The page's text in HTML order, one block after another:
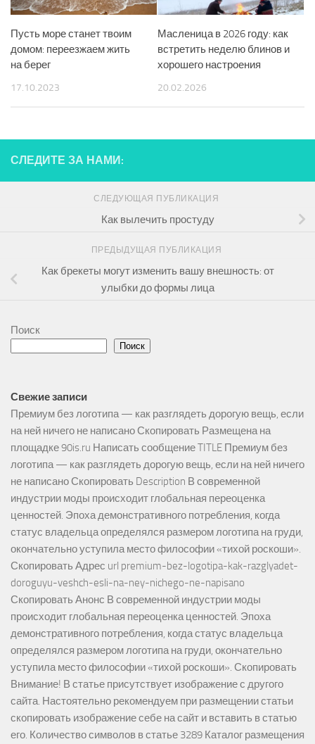
Пусть море станет твоим
домом: переезжаем жить
на берег
17.10.2023
Масленица в 2026 году: как
встретить неделю блинов и
хорошего настроения
20.02.2026
СЛЕДИТЕ ЗА НАМИ:
СЛЕДУЮЩАЯ ПУБЛИКАЦИЯ
Как вылечить простуду
ПРЕДЫДУЩАЯ ПУБЛИКАЦИЯ
Как брекеты могут изменить вашу внешность: от
улыбки до формы лица
Поиск
Поиск
Свежие записи
Премиум без логотипа — как разглядеть дорогую вещь, если
на ней ничего не написано Скопировать Размещена на
площадке 90is.ru Написать сообщение TITLE Премиум без
логотипа — как разглядеть дорогую вещь, если на ней ничего
не написано Скопировать Description В современной
индустрии моды происходит глобальная переоценка
ценностей. Эпоха демонстративного потребления, когда
статус владельца определялся размером логотипа на груди,
окончательно уступила место философии «тихой роскоши».
Скопировать Адрес url premium-bez-logotipa-kak-razglyadet-
doroguyu-veshch-esli-na-ney-nichego-ne-napisano
Скопировать Анонс В современной индустрии моды
происходит глобальная переоценка ценностей. Эпоха
демонстративного потребления, когда статус владельца
определялся размером логотипа на груди, окончательно
уступила место философии «тихой роскоши». Скопировать
Внимание! В статье присутствует изображение с другого
сайта. Настоятельно рекомендуем при размещении статьи
скопировать изображение себе на сайт и вставить в статью
его. Количество символов в статье 3289 Каталог размещения